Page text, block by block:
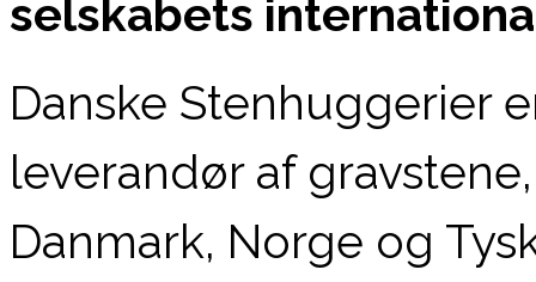
selskabets
Danske Stenhuggerier
leverandør af
Danmark, Norge og